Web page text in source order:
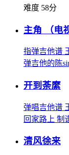
难度 58分
主角 （电
指弹吉他谱
弹吉他的陈
开到荼縻
弹唱吉他谱
回家路上 制
清风徐来